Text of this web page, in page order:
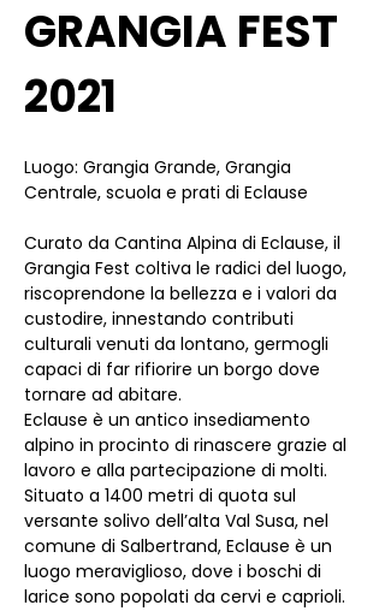
GRANGIA FEST
2021
Luogo: Grangia Grande, Grangia
Centrale, scuola e prati di Eclause
Curato da Cantina Alpina di Eclause, il
Grangia Fest coltiva le radici del luogo,
riscoprendone la bellezza e i valori da
custodire, innestando contributi
culturali venuti da lontano, germogli
capaci di far rifiorire un borgo dove
tornare ad abitare.
Eclause è un antico insediamento
alpino in procinto di rinascere grazie al
lavoro e alla partecipazione di molti.
Situato a 1400 metri di quota sul
versante solivo dell’alta Val Susa, nel
comune di Salbertrand, Eclause è un
luogo meraviglioso, dove i boschi di
larice sono popolati da cervi e caprioli.